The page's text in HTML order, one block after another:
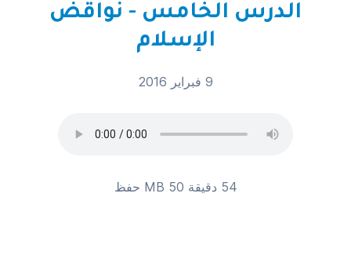
الدرس الخامس - نواقض
الإسلام
9 فبراير 2016
54 دقيقة 50 MB حفظ